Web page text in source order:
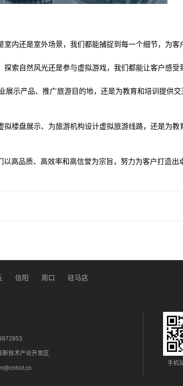
内还是室外场景，我们都能捕捉到每一个细节，为客
索自然风光还是参与虚拟游戏，我们都能让客户感受
示产品、推广旅游目的地，还是为教育和培训提供
楼盘展示、为旅游机构设计虚拟旅游线路，还是为教
高品质、高效率和高信誉为宗旨，努力为客户打造出
信阳 周口 驻马店
新技术产业开发区
手机